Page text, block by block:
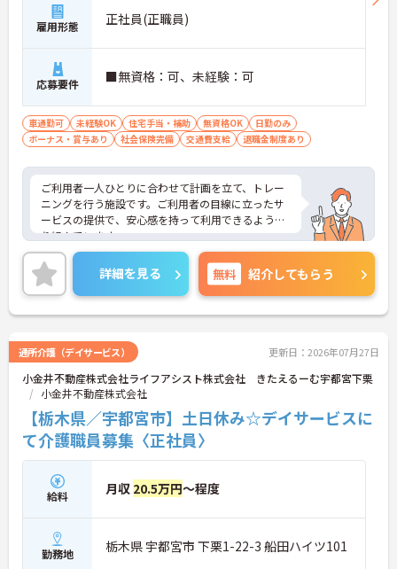
雇用形態 正社員(正職員)
応募要件 ■無資格：可、未経験：可
車通勤可 未経験OK 住宅手当・補助 無資格OK
日勤のみ
ボーナス・賞与あり
社会保険完備 交通費支給 退職金制度あり
ご利用者一人ひとりに合わせて計画を立て、トレー
ニングを行う施設です。ご利用者の目線に立ったサ
ービスの提供で、安心感を持って利用できるよう取
り組んでいます。
賞与が2.0ヶ月分支給実績があるため、頑張りがきち
んと評価される職場です。また、土日が基本的なお
休みになるため家庭との両立がしやすい環境です。
ご興味のある方には、面接対策ポイントなど、さら
に詳細をお話しいたしますのでお気軽にご相談くだ
詳細を見る 無料 紹介してもらう
通所介護（デイサービス） 更新日：2026年07月27日
小金井不動産株式会社ライフアシスト株式会社 きたえるーむ宇都宮下栗
小金井不動産株式会社
【栃木県／宇都宮市】土日休み☆デイサービスに
て介護職員募集〈正社員〉
給料 月収 20.5万円～程度
勤務地 栃木県 宇都宮市 下栗1-22-3 船田ハイツ101